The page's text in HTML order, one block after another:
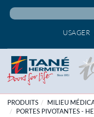
USAGER
PRODUITS
MILIEU
PORTES PIVOTANTES -